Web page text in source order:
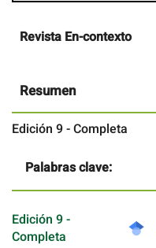
Contenido
principal
Revista En-contexto
Resumen
Edición 9 - Completa
Palabras clave:
Edición 9 -
Completa